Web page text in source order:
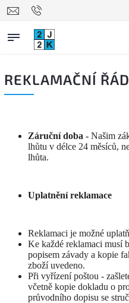
REKLAMAČNÍ ŘÁD
Záruční doba - Našim
lhůtu v délce 24 měsíců,
lhůta.
Uplatnění reklamace
Reklamaci je možné
Ke každé reklamaci musí
popisem závady a kopie
zboží uvedeno.
Při vyřízení poštou -
včetně kopie dokladu o
průvodního dopisu se